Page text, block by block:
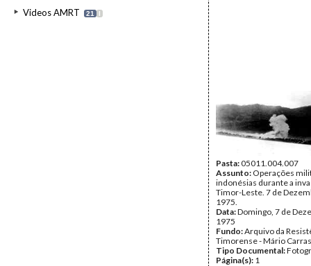
Videos AMRT 21 I
Pasta:05011.004.007
Assunto: Operações
indonésias durante a
Timor-Leste. 7 de
1975.
Data:Domingo, 7 de
1975
Fundo:Arquivo da
Timorense - Mário
Tipo Documental:
Página(s): 1